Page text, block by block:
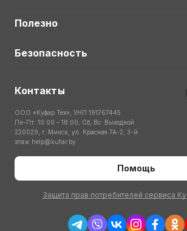
Полезно
Безопасность
Контакты
ООО «Куфар Тех», УНП 191767445
Пн-Пт: 10:00 – 18:00; Сб, Вс: Выходной
220029, г. Минск, ул. Красная 7А-2, 3-й
этаж help@kufar.by
Помощь
Защита прав потребителей сервиса